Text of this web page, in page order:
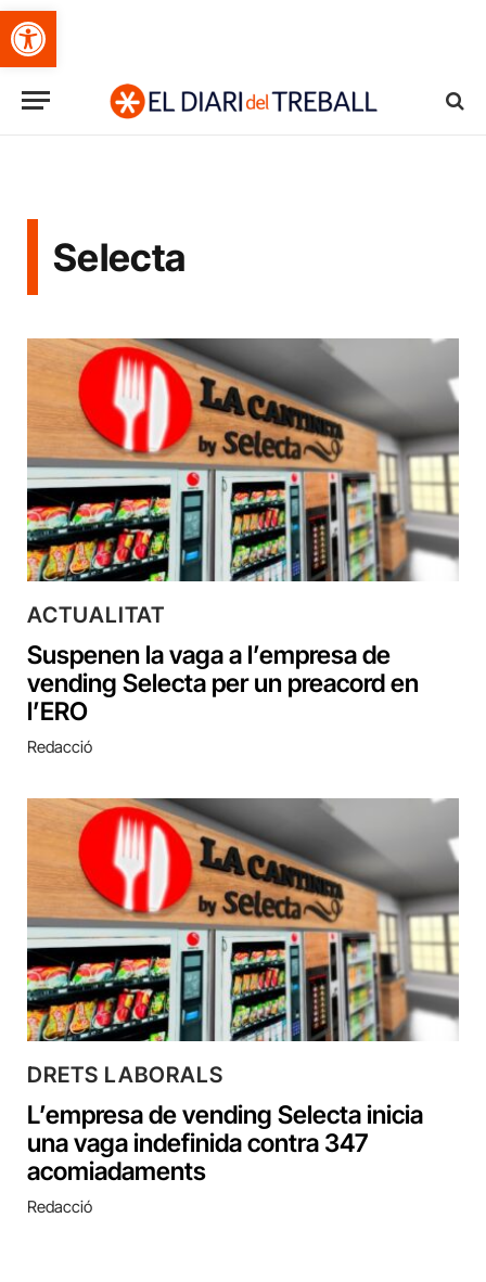
Obre la barra d'eines
Selecta
ACTUALITAT
Suspenen la vaga a l’empresa de
vending Selecta per un preacord en
l’ERO
Redacció
DRETS LABORALS
L’empresa de vending Selecta inicia
una vaga indefinida contra 347
acomiadaments
Redacció